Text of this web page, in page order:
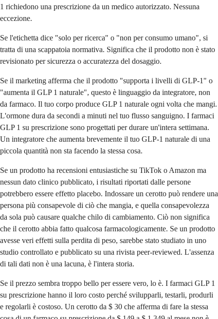
1 richiedono una prescrizione da un medico autorizzato. Nessuna
eccezione.
Se l'etichetta dice "solo per ricerca" o "non per consumo umano", si
tratta di una scappatoia normativa. Significa che il prodotto non è stato
revisionato per sicurezza o accuratezza del dosaggio.
Se il marketing afferma che il prodotto "supporta i livelli di GLP-1" o
"aumenta il GLP 1 naturale", questo è linguaggio da integratore, non
da farmaco. Il tuo corpo produce GLP 1 naturale ogni volta che mangi.
L'ormone dura da secondi a minuti nel tuo flusso sanguigno. I farmaci
GLP 1 su prescrizione sono progettati per durare un'intera settimana.
Un integratore che aumenta brevemente il tuo GLP-1 naturale di una
piccola quantità non sta facendo la stessa cosa.
Se un prodotto ha recensioni entusiastiche su TikTok o Amazon ma
nessun dato clinico pubblicato, i risultati riportati dalle persone
potrebbero essere effetto placebo. Indossare un cerotto può rendere una
persona più consapevole di ciò che mangia, e quella consapevolezza
da sola può causare qualche chilo di cambiamento. Ciò non significa
che il cerotto abbia fatto qualcosa farmacologicamente. Se un prodotto
avesse veri effetti sulla perdita di peso, sarebbe stato studiato in uno
studio controllato e pubblicato su una rivista peer-reviewed. L'assenza
di tali dati non è una lacuna, è l'intera storia.
Se il prezzo sembra troppo bello per essere vero, lo è. I farmaci GLP 1
su prescrizione hanno il loro costo perché svilupparli, testarli, produrli
e regolarli è costoso. Un cerotto da $ 30 che afferma di fare la stessa